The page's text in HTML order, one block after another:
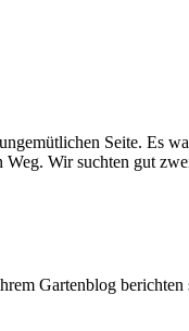
Seite. Es
Wir suchten gut
Gartenblog